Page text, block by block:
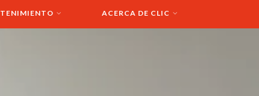
ACERCA DE CLIC